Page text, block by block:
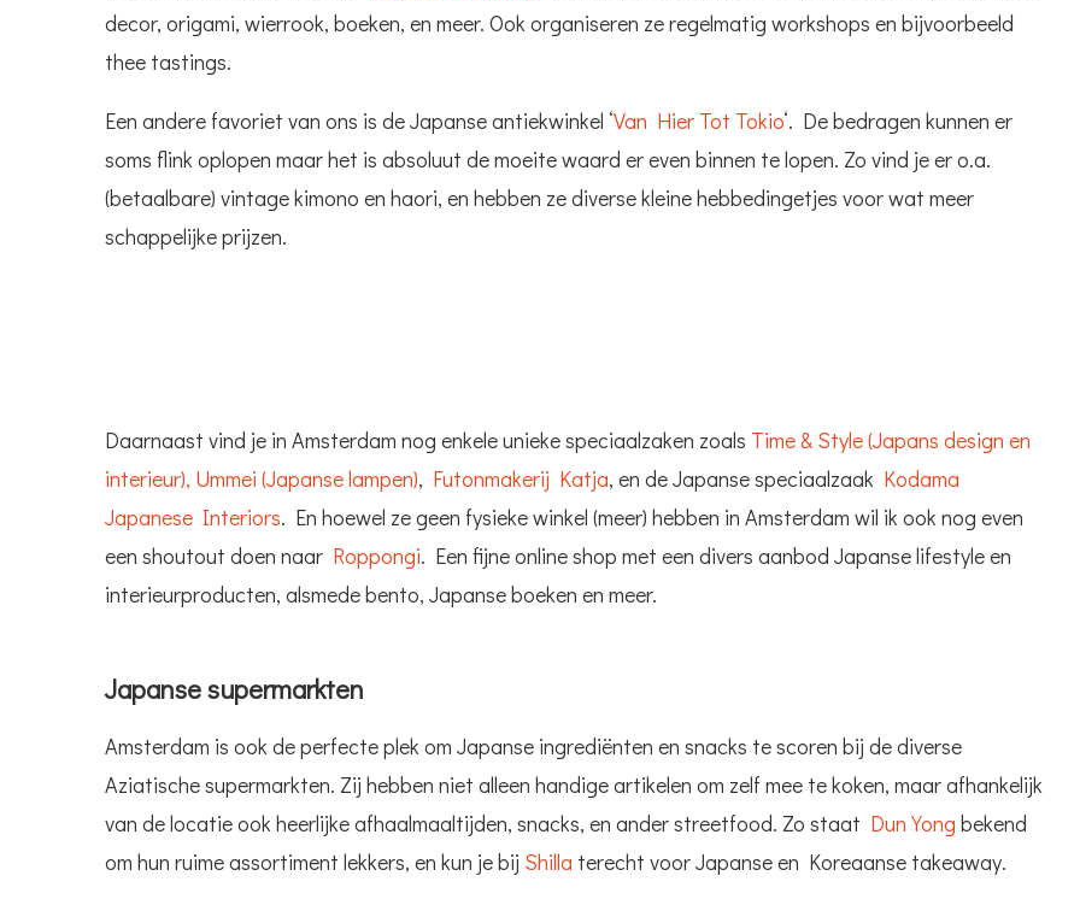
decor, origami, wierrook, boeken, en meer. Ook organiseren ze regelmatig workshops en bijvoorbeeld
thee tastings.
Een andere favoriet van ons is de Japanse antiekwinkel ‘Van Hier Tot Tokio‘. De bedragen kunnen er
soms flink oplopen maar het is absoluut de moeite waard er even binnen te lopen. Zo vind je er o.a.
(betaalbare) vintage kimono en haori, en hebben ze diverse kleine hebbedingetjes voor wat meer
schappelijke prijzen.
Daarnaast vind je in Amsterdam nog enkele unieke speciaalzaken zoals Time & Style (Japans design en
interieur), Ummei (Japanse lampen), Futonmakerij Katja, en de Japanse speciaalzaak Kodama
Japanese Interiors. En hoewel ze geen fysieke winkel (meer) hebben in Amsterdam wil ik ook nog even
een shoutout doen naar Roppongi. Een fijne online shop met een divers aanbod Japanse lifestyle en
interieurproducten, alsmede bento, Japanse boeken en meer.
Japanse supermarkten
Amsterdam is ook de perfecte plek om Japanse ingrediënten en snacks te scoren bij de diverse
Aziatische supermarkten. Zij hebben niet alleen handige artikelen om zelf mee te koken, maar afhankelijk
van de locatie ook heerlijke afhaalmaaltijden, snacks, en ander streetfood. Zo staat Dun Yong bekend
om hun ruime assortiment lekkers, en kun je bij Shilla terecht voor Japanse en Koreaanse takeaway.